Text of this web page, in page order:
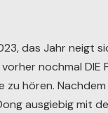
das Jahr neigt
nochmal DIE
zu hören.
ausgiebig mit